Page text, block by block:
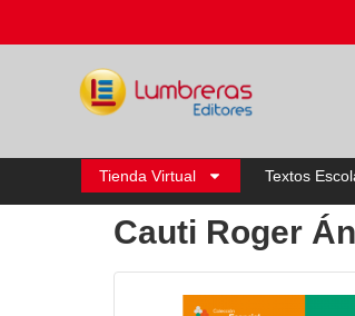
Tienda Virtual Textos
Cauti Roger